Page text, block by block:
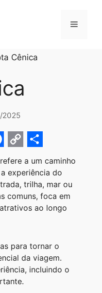
Menu
Cênica
2025
C
o
p
y
L
n
k
S
h
a
r
e
a um caminho
experiência do
trilha, mar ou
comuns, foca em
ao longo
para tornar o
da viagem.
incluindo o